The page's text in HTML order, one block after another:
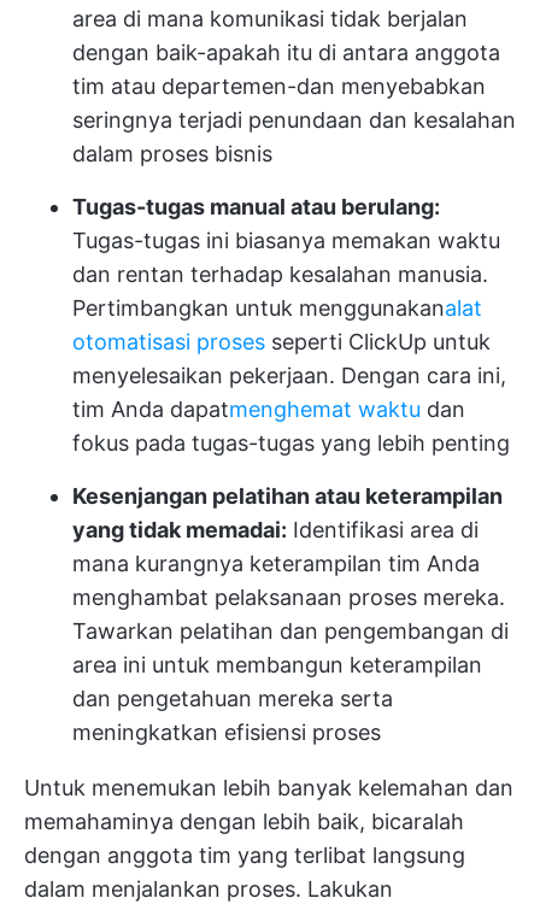
area di mana komunikasi tidak berjalan
dengan baik-apakah itu di antara anggota
tim atau departemen-dan menyebabkan
seringnya terjadi penundaan dan kesalahan
dalam proses bisnis
Tugas-tugas manual atau berulang:
Tugas-tugas ini biasanya memakan waktu
dan rentan terhadap kesalahan manusia.
Pertimbangkan untuk menggunakanalat
otomatisasi proses seperti ClickUp untuk
menyelesaikan pekerjaan. Dengan cara ini,
tim Anda dapatmenghemat waktu dan
fokus pada tugas-tugas yang lebih penting
Kesenjangan pelatihan atau keterampilan
yang tidak memadai: Identifikasi area di
mana kurangnya keterampilan tim Anda
menghambat pelaksanaan proses mereka.
Tawarkan pelatihan dan pengembangan di
area ini untuk membangun keterampilan
dan pengetahuan mereka serta
meningkatkan efisiensi proses
Untuk menemukan lebih banyak kelemahan dan
memahaminya dengan lebih baik, bicaralah
dengan anggota tim yang terlibat langsung
dalam menjalankan proses. Lakukan